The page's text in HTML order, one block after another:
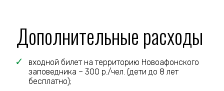
Дополнительные расходы
входной билет на территорию Новоафонского
заповедника – 300 р./чел. (дети до 8 лет
бесплатно);